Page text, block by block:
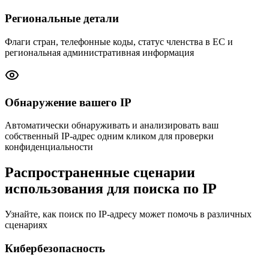
Региональные детали
Флаги стран, телефонные коды, статус членства в ЕС и
региональная административная информация
Обнаружение вашего IP
Автоматически обнаруживать и анализировать ваш
собственный IP-адрес одним кликом для проверки
конфиденциальности
Распространенные сценарии
использования для поиска по IP
Узнайте, как поиск по IP-адресу может помочь в различных
сценариях
Кибербезопасность